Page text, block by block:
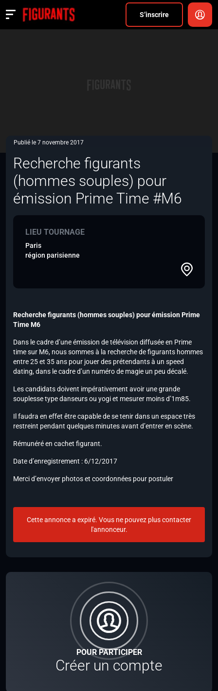
S’inscrire
Actualités
POUR PARTICIPER
Créer un compte
Publié le 7 novembre 2017
Recherche figurants
(hommes souples) pour
émission Prime Time #M6
LIEU TOURNAGE
Paris
région parisienne
Recherche figurants (hommes souples) pour émission Prime
Time M6
Dans le cadre d’une émission de télévision diffusée en Prime
time sur M6, nous sommes à la recherche de figurants hommes
entre 25 et 35 ans pour jouer des prétendants à un speed
dating, dans le cadre d’un numéro de magie un peu décalé.
Les candidats doivent impérativement avoir une grande
souplesse type danseurs ou yogi et mesurer moins d’1m85.
Il faudra en effet être capable de se tenir dans un espace très
restreint pendant quelques minutes avant d’entrer en scène.
Rémunéré en cachet figurant.
Date d’enregistrement : 6/12/2017
Merci d’envoyer photos et coordonnées pour postuler
Cette annonce a expiré. Vous ne pouvez plus contacter
l'annonceur.